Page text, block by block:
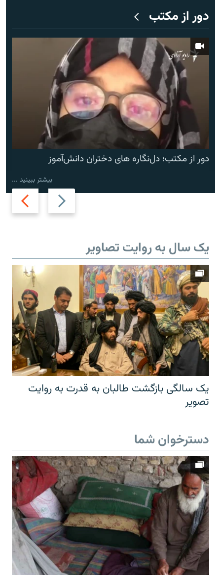
دور از مکتب
Previous
slide
Next
slide
دور از مکتب؛ دل‌نگاره های دختران دانش‌آموز
بیشتر ببینید ...
یک سال به روایت تصاویر
یک سالگی بازگشت طالبان به قدرت به روایت
تصویر
دسترخوان شما